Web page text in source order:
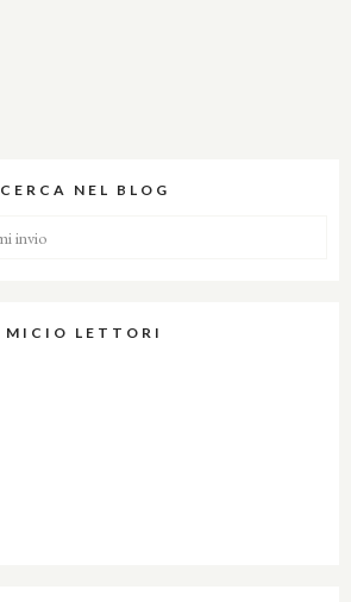
CERCA NEL BLOG
MICIO LETTORI